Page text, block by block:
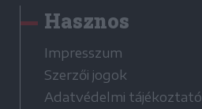
Hasznos
Impresszum
Szerzői jogok
Adatvédelmi tájékoztató